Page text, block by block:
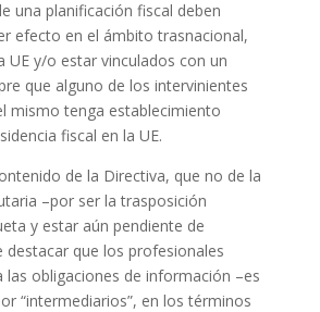
una planificación fiscal deben
efecto en el ámbito trasnacional,
UE y/o estar vinculados con un
que alguno de los intervinientes
mismo tenga establecimiento
fiscal en la UE.
de la Directiva, que no de la
–por ser la trasposición
y estar aún pendiente de
destacar que los profesionales
las obligaciones de información –es
“intermediarios”, en los términos